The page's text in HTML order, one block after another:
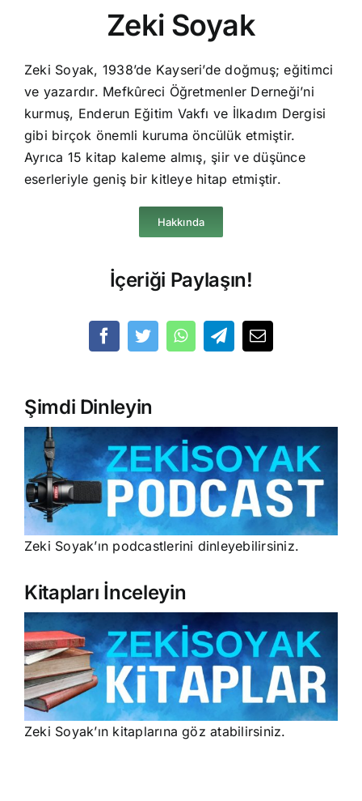
Zeki Soyak
Zeki Soyak, 1938’de Kayseri’de doğmuş; eğitimci
ve yazardır. Mefkûreci Öğretmenler Derneği’ni
kurmuş, Enderun Eğitim Vakfı ve İlkadım Dergisi
gibi birçok önemli kuruma öncülük etmiştir.
Ayrıca 15 kitap kaleme almış, şiir ve düşünce
eserleriyle geniş bir kitleye hitap etmiştir.
Hakkında
İçeriği Paylaşın!
Şimdi Dinleyin
Zeki Soyak’ın podcastlerini dinleyebilirsiniz.
Kitapları İnceleyin
Zeki Soyak’ın kitaplarına göz atabilirsiniz.